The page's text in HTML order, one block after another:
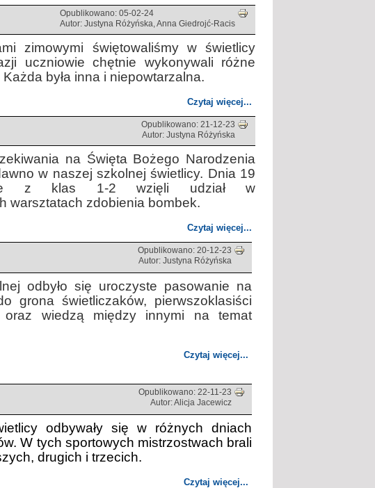
Opublikowano: 05-02-24
Autor: Justyna Różyńska, Anna Giedrojć-Racis
zimowymi świętowaliśmy w świetlicy
uczniowie chętnie wykonywali różne
była inna i niepowtarzalna.
Czytaj więcej...
Opublikowano: 21-12-23
Autor: Justyna Różyńska
na Święta Bożego Narodzenia
w naszej szkolnej świetlicy. Dnia 19
z klas 1-2 wzięli udział w
warsztatach zdobienia bombek.
Czytaj więcej...
Opublikowano: 20-12-23
Autor: Justyna Różyńska
odbyło się uroczyste pasowanie na
grona świetliczaków, pierwszoklasiści
oraz wiedzą między innymi na temat
Czytaj więcej...
Opublikowano: 22-11-23
Autor: Alicja Jacewicz
odbywały się w różnych dniach
W tych sportowych mistrzostwach brali
drugich i trzecich.
Czytaj więcej...